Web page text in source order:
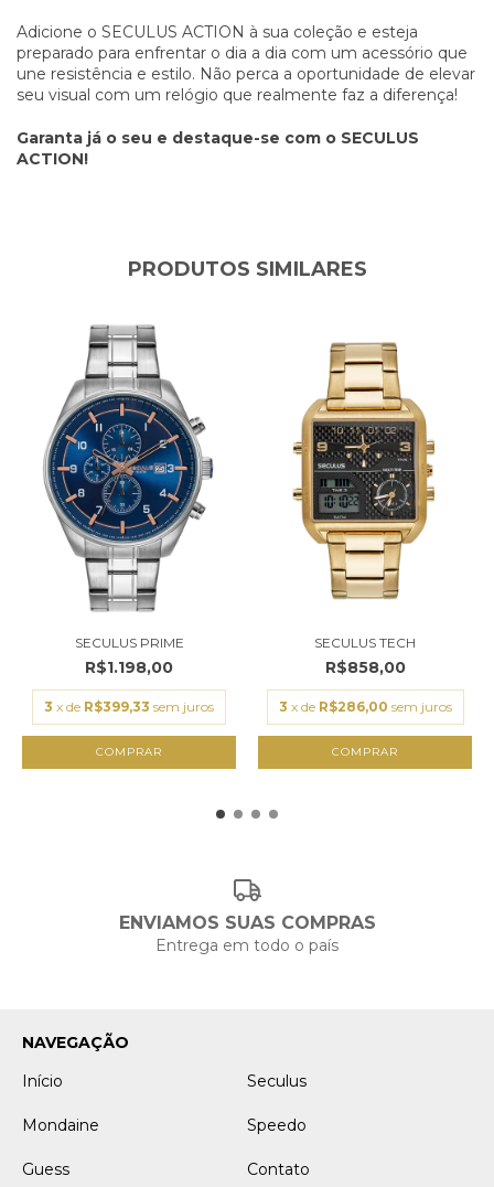
Adicione o SECULUS ACTION à sua coleção e esteja
preparado para enfrentar o dia a dia com um acessório que
une resistência e estilo. Não perca a oportunidade de elevar
seu visual com um relógio que realmente faz a diferença!
Garanta já o seu e destaque-se com o SECULUS
ACTION!
PRODUTOS SIMILARES
SECULUS PRIME
R$1.198,00
3 x de R$399,33 sem juros
SECULUS TECH
R$858,00
3 x de R$286,00 sem juros
ENVIAMOS SUAS COMPRAS
Entrega em todo o país
NAVEGAÇÃO
Início
Seculus
Mondaine Speedo
Guess Contato